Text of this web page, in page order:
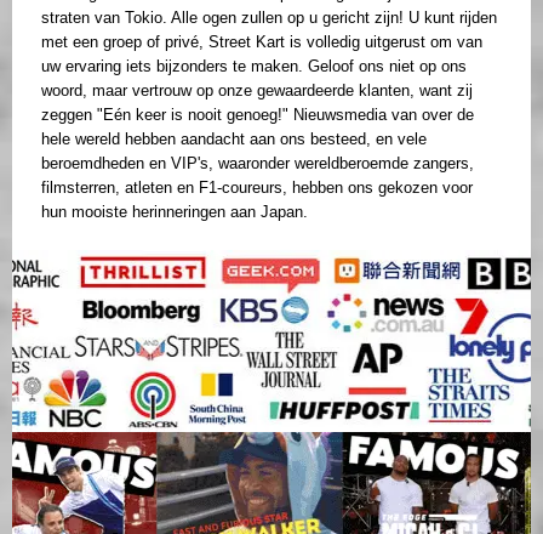
straten van Tokio. Alle ogen zullen op u gericht zijn! U kunt rijden
met een groep of privé, Street Kart is volledig uitgerust om van
uw ervaring iets bijzonders te maken. Geloof ons niet op ons
woord, maar vertrouw op onze gewaardeerde klanten, want zij
zeggen "Eén keer is nooit genoeg!" Nieuwsmedia van over de
hele wereld hebben aandacht aan ons besteed, en vele
beroemdheden en VIP's, waaronder wereldberoemde zangers,
filmsterren, atleten en F1-coureurs, hebben ons gekozen voor
hun mooiste herinneringen aan Japan.